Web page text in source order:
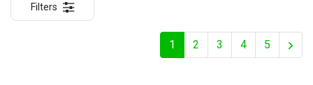
Filters
1 2 3 4 5